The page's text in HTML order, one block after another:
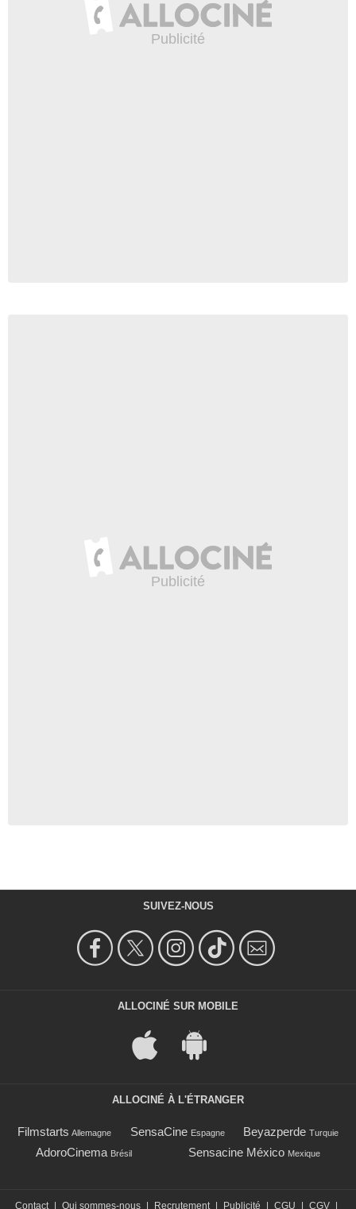
SUIVEZ-NOUS
ALLOCINÉ SUR MOBILE
ALLOCINÉ À L'ÉTRANGER
Filmstarts Allemagne SensaCine Espagne Beyazperde Turquie
AdoroCinema Brésil Sensacine México Mexique
Contact Qui sommes-nous Recrutement Publicité CGU CGV